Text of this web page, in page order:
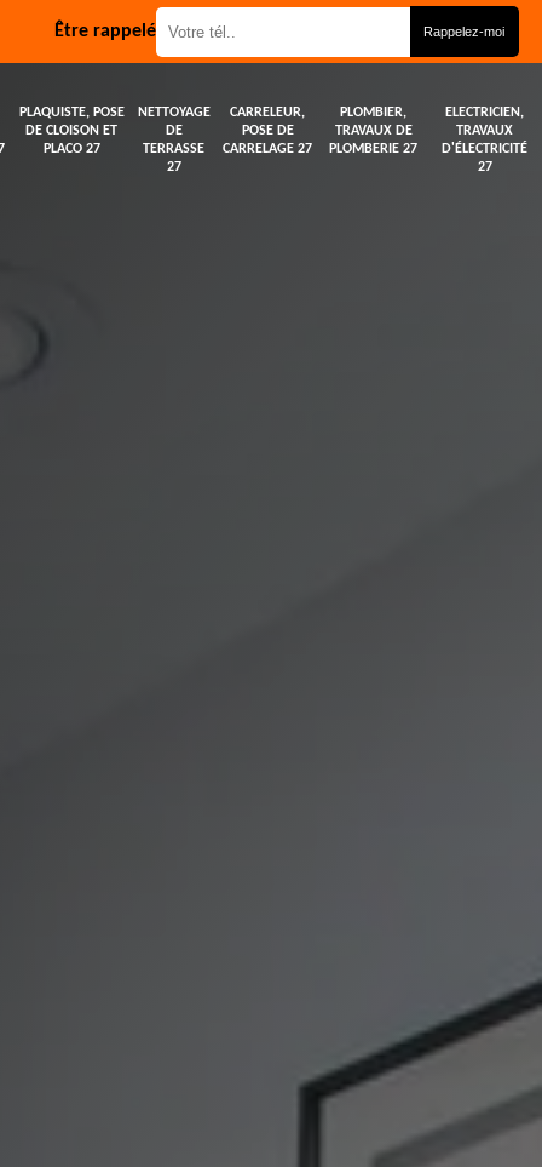
Être rappelé
PLAQUISTE, POSE
DE CLOISON ET
PLACO 27
NETTOYAGE
DE
TERRASSE
27
CARRELEUR,
POSE DE
CARRELAGE 27
PLOMBIER,
TRAVAUX DE
PLOMBERIE 27
ELECTRICIEN,
TRAVAUX
D'ÉLECTRICITÉ
27